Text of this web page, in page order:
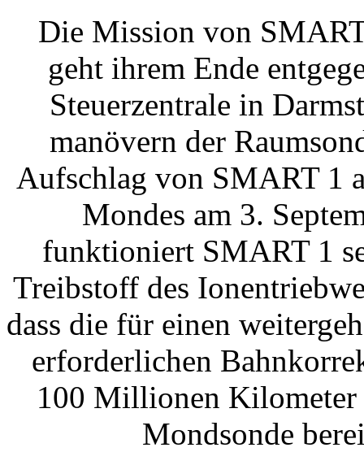
Die Mission von
geht ihrem Ende
Steuerzentrale in
manövern der
Aufschlag von SMART 1
Mondes am 3.
funktioniert SMART 1
Treibstoff des
dass die für einen
erforderlichen
100 Millionen Kilometer
Mondsonde